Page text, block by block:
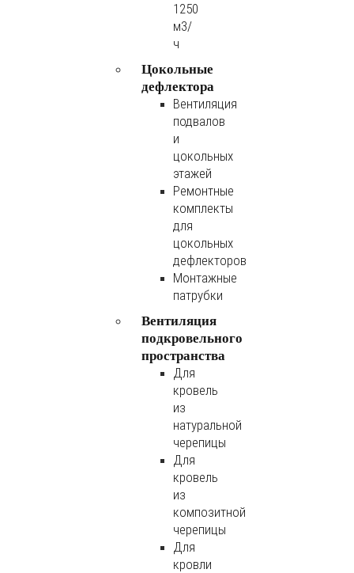
1250
м3/
ч
Цокольные
дефлектора
Вентиляция
подвалов
и
цокольных
этажей
Ремонтные
комплекты
для
цокольных
дефлекторов
Монтажные
патрубки
Вентиляция
подкровельного
пространства
Для
кровель
из
натуральной
черепицы
Для
кровель
из
композитной
черепицы
Для
кровли